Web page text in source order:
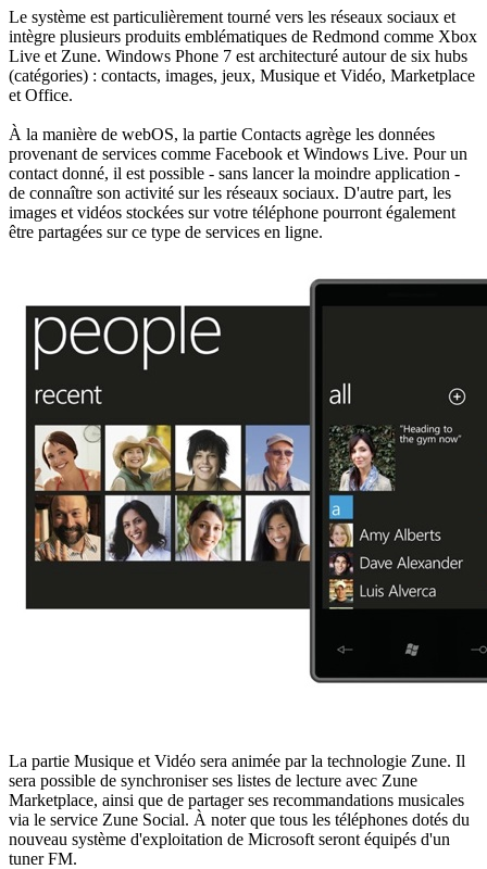
Le système est particulièrement tourné vers les réseaux sociaux et
intègre plusieurs produits emblématiques de Redmond comme Xbox
Live et Zune. Windows Phone 7 est architecturé autour de six hubs
(catégories) : contacts, images, jeux, Musique et Vidéo, Marketplace
et Office.
À la manière de webOS, la partie Contacts agrège les données
provenant de services comme Facebook et Windows Live. Pour un
contact donné, il est possible - sans lancer la moindre application -
de connaître son activité sur les réseaux sociaux. D'autre part, les
images et vidéos stockées sur votre téléphone pourront également
être partagées sur ce type de services en ligne.
La partie Musique et Vidéo sera animée par la technologie Zune. Il
sera possible de synchroniser ses listes de lecture avec Zune
Marketplace, ainsi que de partager ses recommandations musicales
via le service Zune Social. À noter que tous les téléphones dotés du
nouveau système d'exploitation de Microsoft seront équipés d'un
tuner FM.